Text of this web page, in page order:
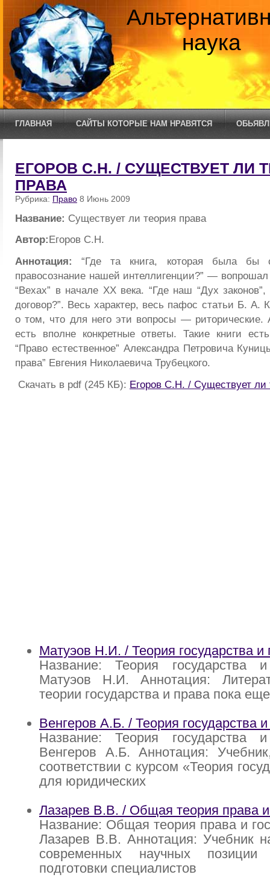
наука
ГЛАВНАЯ САЙТЫ КОТОРЫЕ НАМ НРАВЯТСЯ
ЕГОРОВ С.Н. / СУЩЕСТВУЕТ ЛИ
ПРАВА
Рубрика: Право 8 Июнь 2009
Название: Существует ли теория права
Автор:Егоров С.Н.
Аннотация: “Где та книга, которая была бы
правосознание нашей интеллигенции?” —
“Вехах” в начале XX века. “Где наш “Дух
договор?”. Весь характер, весь пафос статьи Б. А.
о том, что для него эти вопросы —
есть вполне конкретные ответы. Такие книги
“Право естественное” Александра Петровича
права” Евгения Николаевича Трубецкого.
Скачать в pdf (245 КБ): Егоров С.Н. / Существует ли
Матуэов Н.И. / Теория государства и
Название: Теория государства
Матуэов Н.И. Аннотация:
теории государства и права пока
Венгеров А.Б. / Теория государства
Название: Теория государства
Венгеров А.Б. Аннотация:
соответствии с курсом «Теория
для юридических
Лазарев В.В. / Общая теория права и
Название: Общая теория права и
Лазарев В.В. Аннотация: Учебник
современных научных
подготовки специалистов